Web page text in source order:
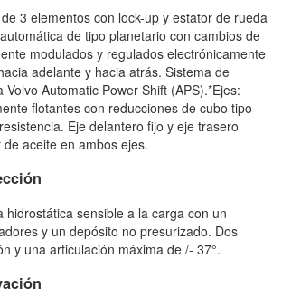
3 elementos con lock-up y estator de rueda
de tipo planetario con cambios de
modulados y regulados electrónicamente
adelante y hacia atrás. Sistema de
Automatic Power Shift (APS).*Ejes:
flotantes con reducciones de cubo tipo
Eje delantero fijo y eje trasero
aceite en ambos ejes.
hidrostática sensible a la carga con un
y un depósito no presurizado. Dos
y una articulación máxima de /- 37°.